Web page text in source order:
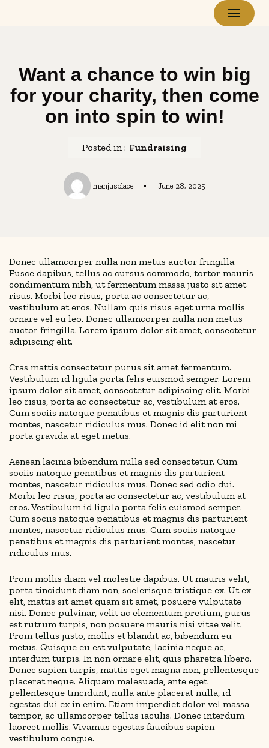
Want a chance to win big
for your charity, then come
on into spin to win!
Posted in : Fundraising
manjusplace June 28, 2025
Donec ullamcorper nulla non metus auctor fringilla.
Fusce dapibus, tellus ac cursus commodo, tortor mauris
condimentum nibh, ut fermentum massa justo sit amet
risus. Morbi leo risus, porta ac consectetur ac,
vestibulum at eros. Nullam quis risus eget urna mollis
ornare vel eu leo. Donec ullamcorper nulla non metus
auctor fringilla. Lorem ipsum dolor sit amet, consectetur
adipiscing elit.
Cras mattis consectetur purus sit amet fermentum.
Vestibulum id ligula porta felis euismod semper. Lorem
ipsum dolor sit amet, consectetur adipiscing elit. Morbi
leo risus, porta ac consectetur ac, vestibulum at eros.
Cum sociis natoque penatibus et magnis dis parturient
montes, nascetur ridiculus mus. Donec id elit non mi
porta gravida at eget metus.
Aenean lacinia bibendum nulla sed consectetur. Cum
sociis natoque penatibus et magnis dis parturient
montes, nascetur ridiculus mus. Donec sed odio dui.
Morbi leo risus, porta ac consectetur ac, vestibulum at
eros. Vestibulum id ligula porta felis euismod semper.
Cum sociis natoque penatibus et magnis dis parturient
montes, nascetur ridiculus mus. Cum sociis natoque
penatibus et magnis dis parturient montes, nascetur
ridiculus mus.
Proin mollis diam vel molestie dapibus. Ut mauris velit,
porta tincidunt diam non, scelerisque tristique ex. Ut ex
elit, mattis sit amet quam sit amet, posuere vulputate
nisi. Donec pulvinar, velit ac elementum pretium, purus
est rutrum turpis, non posuere mauris nisi vitae velit.
Proin tellus justo, mollis et blandit ac, bibendum eu
metus. Quisque eu est vulputate, lacinia neque ac,
interdum turpis. In non ornare elit, quis pharetra libero.
Donec sapien turpis, mattis eget magna non, pellentesque
placerat neque. Aliquam malesuada, ante eget
pellentesque tincidunt, nulla ante placerat nulla, id
egestas dui ex in enim. Etiam imperdiet dolor vel massa
tempor, ac ullamcorper tellus iaculis. Donec interdum
laoreet mollis. Vivamus egestas faucibus sapien
vestibulum congue.